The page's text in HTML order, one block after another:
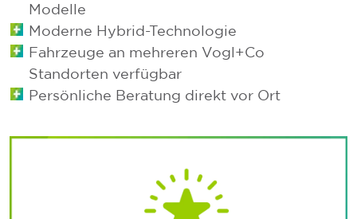
Modelle
Moderne Hybrid-Technologie
Fahrzeuge an mehreren Vogl+Co
Standorten verfügbar
Persönliche Beratung direkt vor Ort